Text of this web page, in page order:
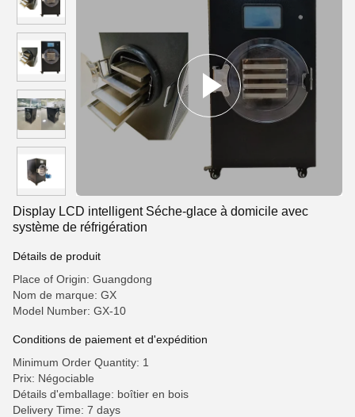
Display LCD intelligent Séche-glace à domicile avec
système de réfrigération
Détails de produit
Place of Origin: Guangdong
Nom de marque: GX
Model Number: GX-10
Conditions de paiement et d'expédition
Minimum Order Quantity: 1
Prix: Négociable
Détails d'emballage: boîtier en bois
Delivery Time: 7 days